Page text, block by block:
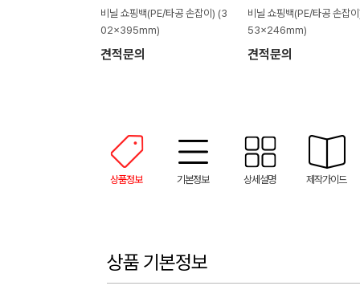
비닐 쇼핑백(PE/타공 손잡이) (3
02x395mm)
견적문의
비닐 쇼핑백(PE/타공 손잡
53x246mm)
견적문의
상품정보 기본정보 상세설명 제작가이드
상품 기본정보